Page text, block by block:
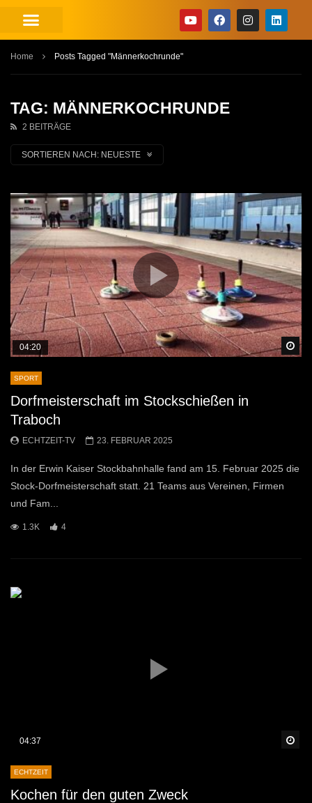
Home Posts Tagged "Männerkochrunde"
TAG: MÄNNERKOCHRUNDE
2 BEITRÄGE
SORTIEREN NACH: NEUESTE
04:20
SPORT
Dorfmeisterschaft im Stockschießen in
Traboch
ECHTZEIT-TV 23. FEBRUAR 2025
In der Erwin Kaiser Stockbahnhalle fand am 15. Februar 2025 die
Stock-Dorfmeisterschaft statt. 21 Teams aus Vereinen, Firmen
und Fam...
1.3K 4
04:37
ECHTZEIT
Kochen für den guten Zweck